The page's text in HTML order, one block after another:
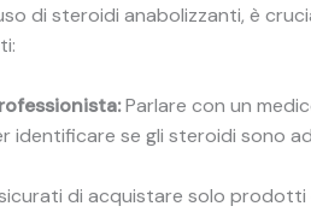
di steroidi anabolizzanti, è
Parlare con un
identificare se gli steroidi sono
di acquistare solo prodotti